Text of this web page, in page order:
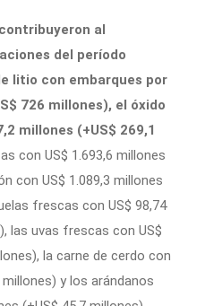
al
del período
litio con embarques por
726 millones), el óxido
millones (+US$ 269,1
con US$ 1.693,6 millones
con US$ 1.089,3 millones
frescas con US$ 98,74
las uvas frescas con US$
la carne de cerdo con
y los arándanos